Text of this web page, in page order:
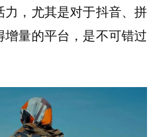
力，尤其是对于抖音、拼
增量的平台，是不可错过